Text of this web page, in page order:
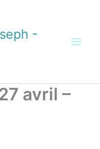
-
avril –